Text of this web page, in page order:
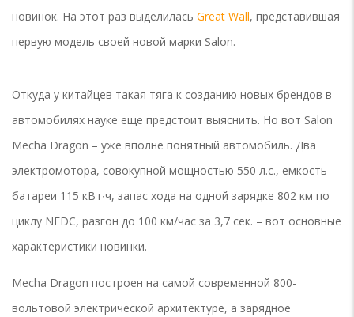
новинок. На этот раз выделилась Great Wall, представившая
первую модель своей новой марки Salon.
Откуда у китайцев такая тяга к созданию новых брендов в
автомобилях науке еще предстоит выяснить. Но вот Salon
Mecha Dragon – уже вполне понятный автомобиль. Два
электромотора, совокупной мощностью 550 л.с., емкость
батареи 115 кВт∙ч, запас хода на одной зарядке 802 км по
циклу NEDC, разгон до 100 км/час за 3,7 сек. – вот основные
характеристики новинки.
Mecha Dragon построен на самой современной 800-
вольтовой электрической архитектуре, а зарядное